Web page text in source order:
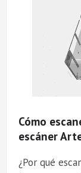
Cómo
escáner
¿Por qué